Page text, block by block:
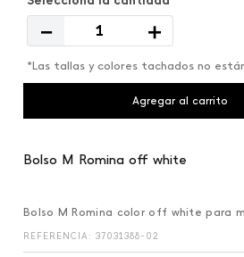
＋
－
*Las tallas y colores tachados no
Agregar al carrito
Bolso M Romina off white
Bolso M Romina color off white para
REFERENCIA : 37031388-02